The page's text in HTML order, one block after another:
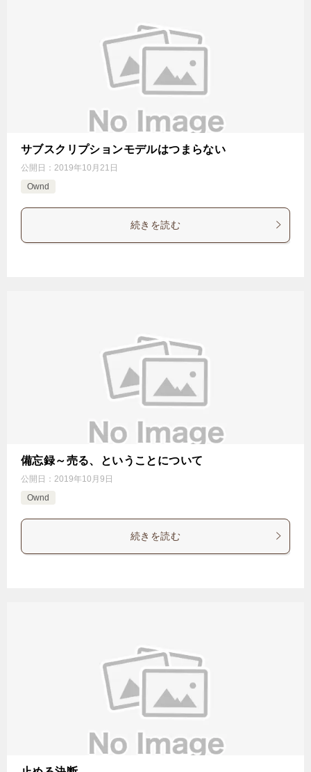
サブスクリプションモデルはつまらない
公開日： 2019年10月21日
Ownd
続きを読む
備忘録～売る、ということについて
公開日： 2019年10月9日
Ownd
続きを読む